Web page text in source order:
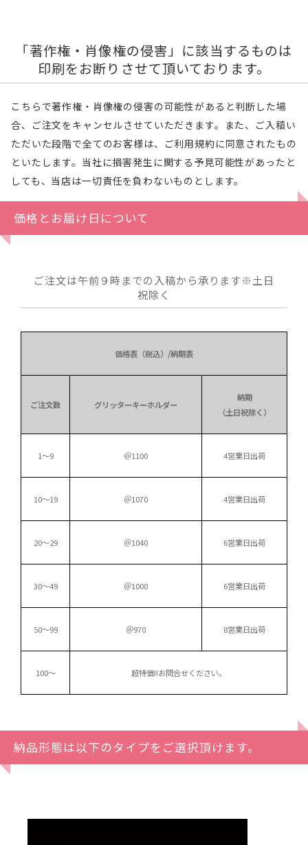
「著作権・肖像権の侵害」に該当するものは
印刷をお断りさせて頂いております。
こちらで著作権・肖像権の侵害の可能性があると判断した場
合、ご注文をキャンセルさせていただきます。また、ご入稿い
ただいた段階で全てのお客様は、ご利用規約に同意されたもの
といたします。当社に損害発生に関する予見可能性があったと
しても、当店は一切責任を負わないものとします。
価格とお届け日について
ご注文は午前９時までの入稿から承ります※土日
祝除く
価格表（税込）/納期表
ご注文数 グリッターキーホルダー
納期
（土日祝除く）
1～9 ＠1100 4営業日出荷
10～19 ＠1070 4営業日出荷
20～29 ＠1040 6営業日出荷
30～49 ＠1000 6営業日出荷
50～99 ＠970 8営業日出荷
100～ 超特価!!お問合せください。
納品形態は以下のタイプをご選択頂けます。